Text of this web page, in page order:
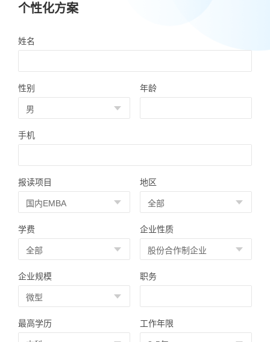
个性化方案
姓名
性别 年龄
手机
报读项目 地区
学费 企业性质
企业规模 职务
最高学历 工作年限